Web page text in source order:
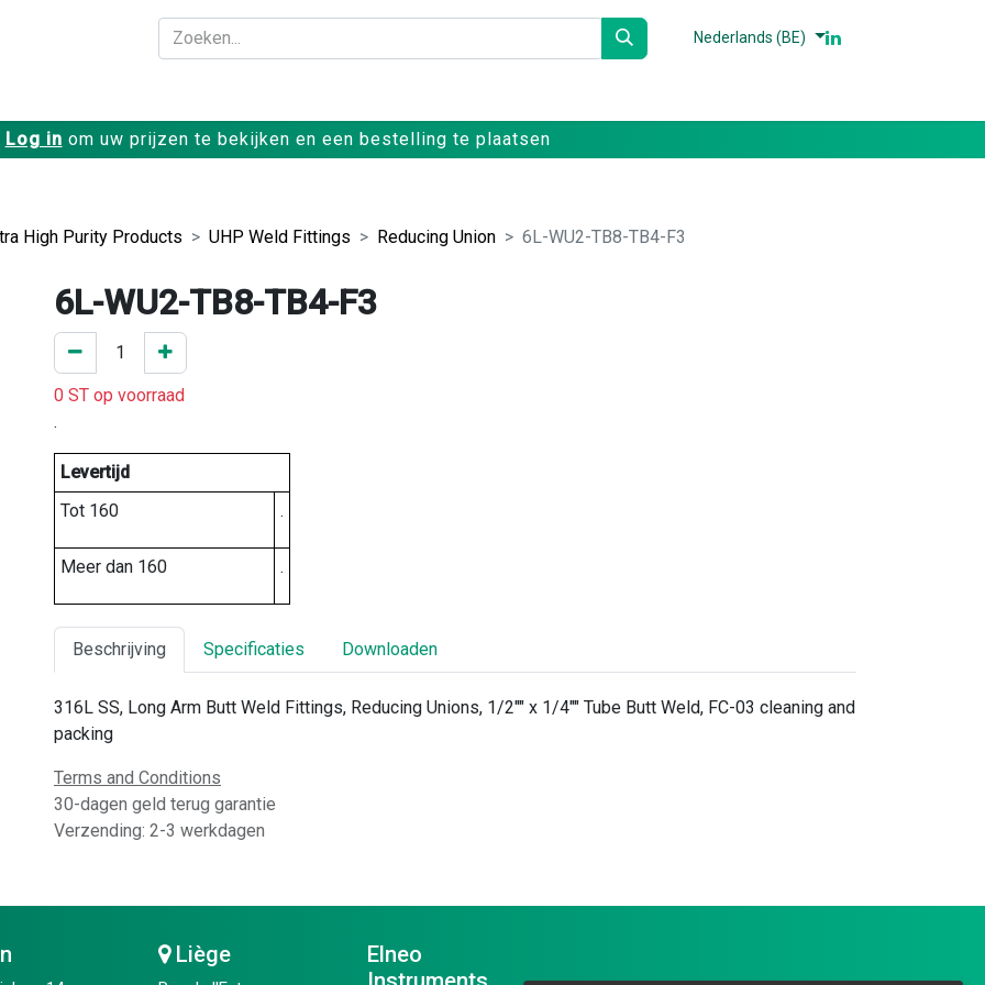
Nederlands (BE)
Log in om uw prijzen te bekijken en een bestelling te plaatsen
High Purity Products UHP Weld Fittings Reducing Union 6L-WU2-TB8-TB4-F3
6L-WU2-TB8-TB4-F3
0 ST op voorraad
.
Levertijd
Tot 160
.
Meer dan 160 .
Beschrijving Specificaties Downloaden
316L SS, Long Arm Butt Weld Fittings, Reducing Unions, 1/2"" x 1/4"" Tube Butt Weld, FC-03 cleaning and
packing
Terms and Conditions
30-dagen geld terug garantie
Verzending: 2-3 werkdagen
Liège
Elneo